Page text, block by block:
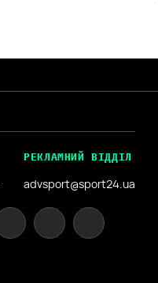
РЕКЛАМНИЙ ВІДДІЛ
advsport@sport24.ua